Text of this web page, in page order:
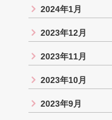
2024年1月
2023年12月
2023年11月
2023年10月
2023年9月